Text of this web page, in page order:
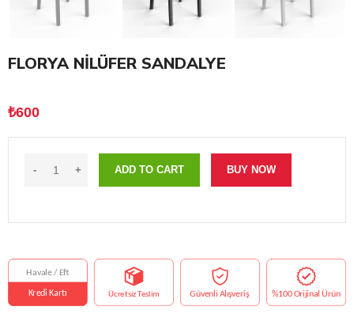
FLORYA NİLÜFER SANDALYE
₺600
ADD TO CART BUY NOW